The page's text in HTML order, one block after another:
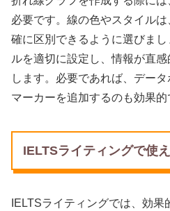
必要です。線の色やスタイル
確に区別できるように選びま
ルを適切に設定し、情報が直
します。必要であれば、デー
マーカーを追加するのも効果的
IELTSライティングで使
IELTSライティングでは、効